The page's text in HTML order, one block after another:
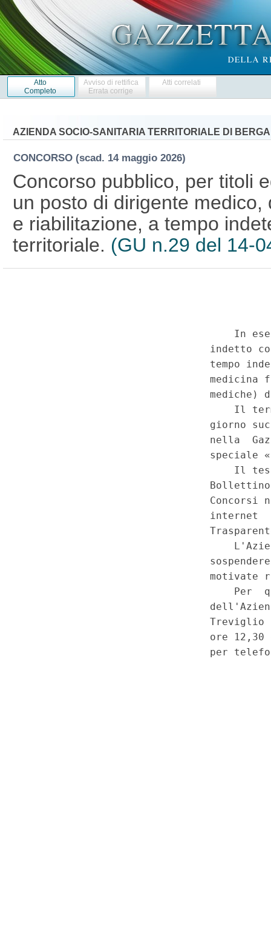
Atto
Completo
Avviso di rettifica
Errata corrige
Atti correlati
AZIENDA SOCIO-SANITARIA TERRITORIALE DI
CONCORSO (scad. 14 maggio 2026)
Concorso pubblico, per titoli
un posto di dirigente
e riabilitazione, a tempo
territoriale. (GU n.29 del 14-